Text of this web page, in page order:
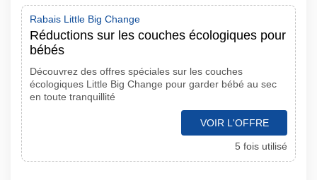
Rabais Little Big Change
Réductions sur les couches écologiques pour
bébés
Découvrez des offres spéciales sur les couches
écologiques Little Big Change pour garder bébé au sec
en toute tranquillité
VOIR L'OFFRE
5 fois utilisé